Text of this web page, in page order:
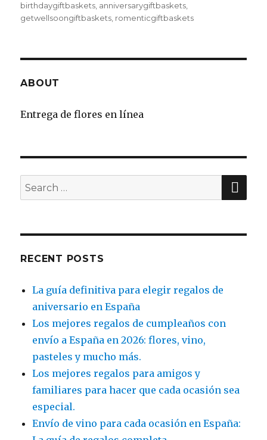
on
birthdaygiftbaskets anniversarygiftbaskets
getwellsoongiftbaskets romenticgiftbaskets
ABOUT
Entrega de flores en línea
Search
for:
RECENT POSTS
La guía definitiva para elegir regalos de
aniversario en España
Los mejores regalos de cumpleaños con
envío a España en 2026: flores, vino,
pasteles y mucho más.
Los mejores regalos para amigos y
familiares para hacer que cada ocasión sea
especial.
Envío de vino para cada ocasión en España: